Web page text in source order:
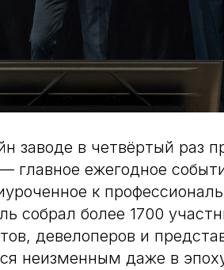
заводе в четвёртый раз
главное ежегодное
к
собрал более 1700
девелоперов и
неизменным даже в